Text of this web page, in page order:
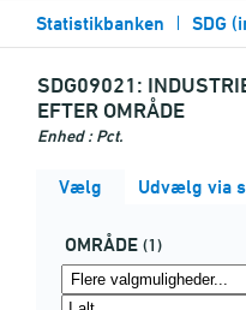
Statistikbanken SDG
SDG09021:
EFTER OMRÅDE
Enhed : Pct.
Vælg Udvælg via
OMRÅDE (1)